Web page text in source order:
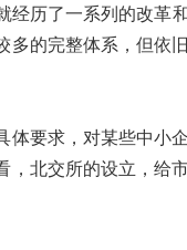
历了一系列的改革
的完整体系，但依
要求，对某些中小
北交所的设立，给